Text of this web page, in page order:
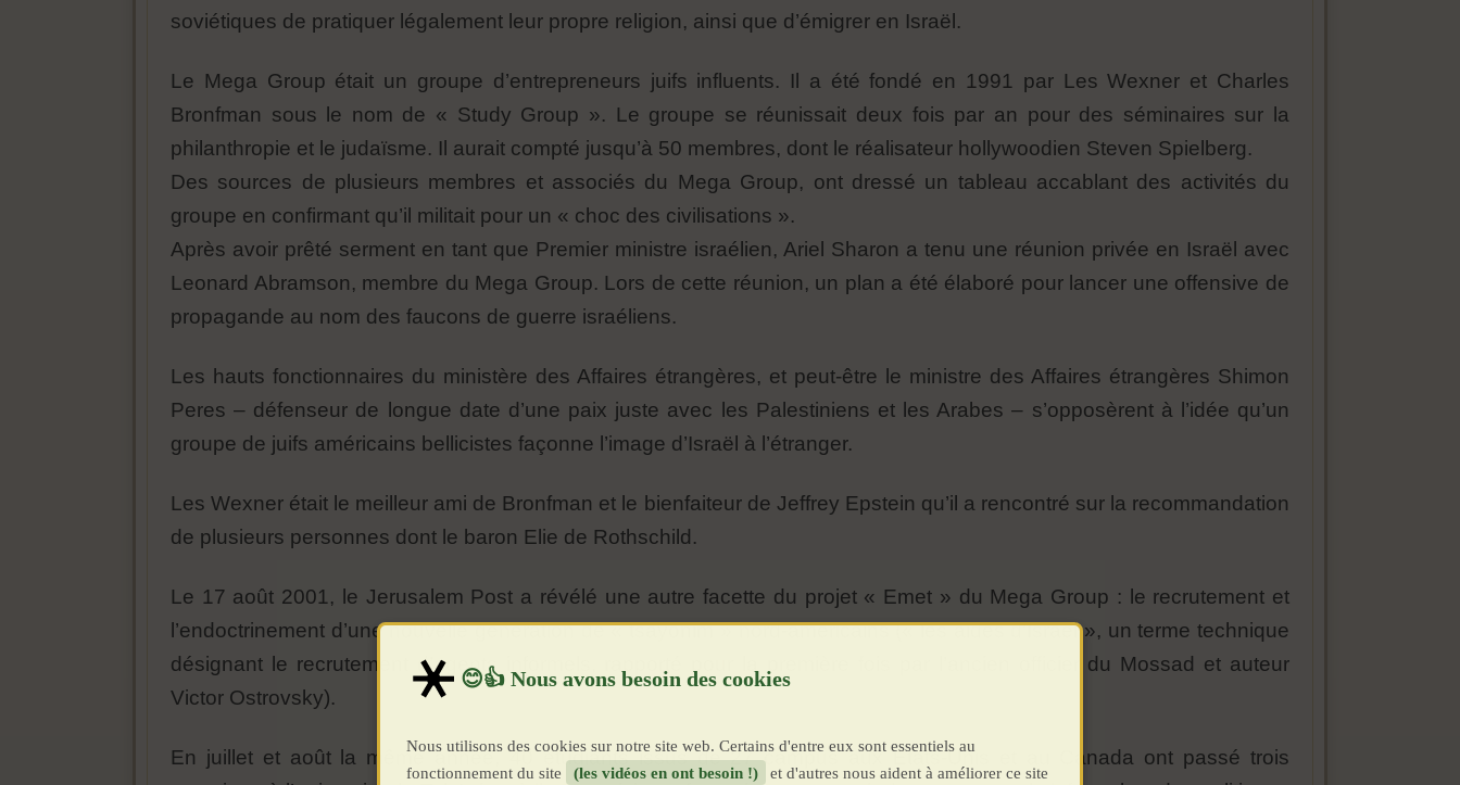
soviétiques de pratiquer légalement leur propre religion, ainsi que d’émigrer en Israël.
Le Mega Group était un groupe d’entrepreneurs juifs influents. Il a été fondé en 1991 par Les Wexner et Charles
Bronfman sous le nom de « Study Group ». Le groupe se réunissait deux fois par an pour des séminaires sur la
philanthropie et le judaïsme. Il aurait compté jusqu’à 50 membres, dont le réalisateur hollywoodien Steven Spielberg.
Des sources de plusieurs membres et associés du Mega Group, ont dressé un tableau accablant des activités du
groupe en confirmant qu’il militait pour un « choc des civilisations ».
Après avoir prêté serment en tant que Premier ministre israélien, Ariel Sharon a tenu une réunion privée en Israël avec
Leonard Abramson, membre du Mega Group. Lors de cette réunion, un plan a été élaboré pour lancer une offensive de
propagande au nom des faucons de guerre israéliens.
Les hauts fonctionnaires du ministère des Affaires étrangères, et peut-être le ministre des Affaires étrangères Shimon
Peres – défenseur de longue date d’une paix juste avec les Palestiniens et les Arabes – s’opposèrent à l’idée qu’un
groupe de juifs américains bellicistes façonne l’image d’Israël à l’étranger.
Les Wexner était le meilleur ami de Bronfman et le bienfaiteur de Jeffrey Epstein qu’il a rencontré sur la recommandation
de plusieurs personnes dont le baron Elie de Rothschild.
Le 17 août 2001, le Jerusalem Post a révélé une autre facette du projet « Emet » du Mega Group : le recrutement et
l’endoctrinement d’une nouvelle génération de « tsayonim » nord-américains (« les aides d’Israël », un terme technique
désignant le recrutement d’agents informels, rapporté pour la première fois par l’ancien officier du Mossad et auteur
Victor Ostrovsky).
En juillet et août la même année, 40 étudiants issus de 27 campus aux États-Unis et au Canada ont passé trois
Nous utilisons des cookies sur notre site web. Certains d'entre eux sont essentiels au
fonctionnement du site
(les vidéos en ont besoin !)
et d'autres nous aident à améliorer ce site